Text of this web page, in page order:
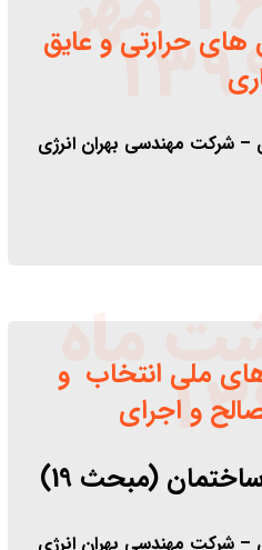
های حرارتی و عایق
شرکت مهندسی بهران انرژی
ماه
های ملی انتخاب و
و اجرای
(مبحث 19)
شرکت مهندسی بهران انرژی